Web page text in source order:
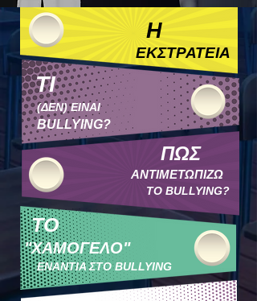
Η
ΕΚΣΤΡΑΤΕΙΑ
ΤΙ
(ΔΕΝ) ΕΙΝΑΙ
BULLYING?
ΤΟ BULLYING?
ΑΝΤΙΜΕΤΩΠΙΖΩ
ΠΩΣ
"ΧΑΜΟΓΕΛΟ"
ΕΝΑΝΤΙΑ ΣΤΟ BULLYING
ΤΟ